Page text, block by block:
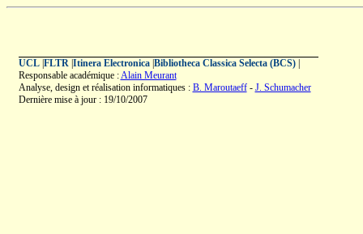
UCL| FLTR| Itinera Electronica| Bibliotheca Classica Selecta (BCS)|
Responsable académique :Alain Meurant
Analyse, design et réalisation informatiques : B. Maroutaeff- J. Schumacher
Dernière mise à jour : 19/10/2007